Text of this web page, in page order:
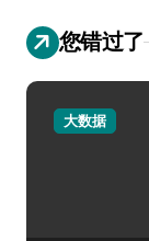
您错过了
大数据